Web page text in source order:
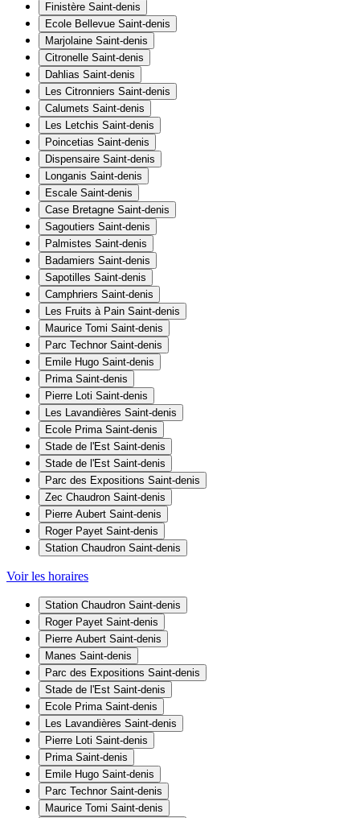
Finistère Saint-denis
Ecole Bellevue Saint-denis
Marjolaine Saint-denis
Citronelle Saint-denis
Dahlias Saint-denis
Les Citronniers Saint-denis
Calumets Saint-denis
Les Letchis Saint-denis
Poincetias Saint-denis
Dispensaire Saint-denis
Longanis Saint-denis
Escale Saint-denis
Case Bretagne Saint-denis
Sagoutiers Saint-denis
Palmistes Saint-denis
Badamiers Saint-denis
Sapotilles Saint-denis
Camphriers Saint-denis
Les Fruits à Pain Saint-denis
Maurice Tomi Saint-denis
Parc Technor Saint-denis
Emile Hugo Saint-denis
Prima Saint-denis
Pierre Loti Saint-denis
Les Lavandières Saint-denis
Ecole Prima Saint-denis
Stade de l'Est Saint-denis
Stade de l'Est Saint-denis
Parc des Expositions Saint-denis
Zec Chaudron Saint-denis
Pierre Aubert Saint-denis
Roger Payet Saint-denis
Station Chaudron Saint-denis
Voir les horaires
Station Chaudron Saint-denis
Roger Payet Saint-denis
Pierre Aubert Saint-denis
Manes Saint-denis
Parc des Expositions Saint-denis
Stade de l'Est Saint-denis
Ecole Prima Saint-denis
Les Lavandières Saint-denis
Pierre Loti Saint-denis
Prima Saint-denis
Emile Hugo Saint-denis
Parc Technor Saint-denis
Maurice Tomi Saint-denis